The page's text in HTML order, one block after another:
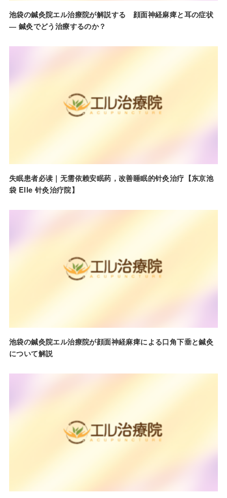
池袋の鍼灸院エル治療院が解説する 顔面神経麻痺と耳の症状
― 鍼灸でどう治療するのか？
失眠患者必读｜无需依赖安眠药，改善睡眠的针灸治疗【东京池
袋 Elle 针灸治疗院】
池袋の鍼灸院エル治療院が顔面神経麻痺による口角下垂と鍼灸
について解説